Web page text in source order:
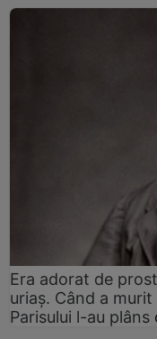
Era adorat de
uriaș. Când a
Parisului l-au plâns